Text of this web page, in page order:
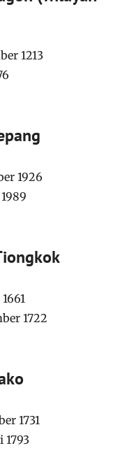
1213
1926
1722
1731
1793